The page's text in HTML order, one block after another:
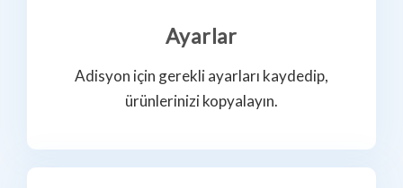
Ayarlar
Adisyon için gerekli ayarları kaydedip,
ürünlerinizi kopyalayın.